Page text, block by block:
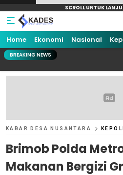
Home Ekonomi Nasional
BREAKING NEWS
KABAR DESA NUSANTARA
Brimob Polda
Makanan Bergizi